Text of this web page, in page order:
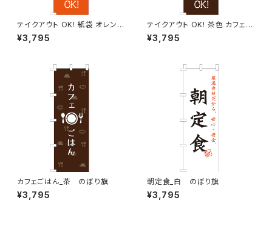
テイクアウト OK! 紙袋 オレンジ
のぼり旗
¥3,795
テイクアウト OK! 茶色 カフェ
コーヒー 2 のぼり旗
¥3,795
カフェごはん_茶 のぼり旗
¥3,795
朝定食_白 のぼり旗
¥3,795